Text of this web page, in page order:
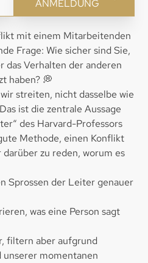
ANMELDUNG
mit einem Mitarbeitenden
Frage: Wie sicher sind Sie,
das Verhalten der anderen
haben? 💭
streiten, nicht dasselbe wie
ist die zentrale Aussage
des Harvard-Professors
Methode, einen Konflikt
zu reden, worum es
Sprossen der Leiter genauer
was eine Person sagt
filtern aber aufgrund
momentanen